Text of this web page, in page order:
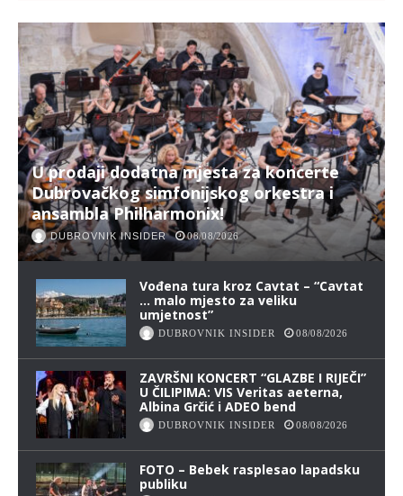
U prodaji dodatna mjesta za koncerte
Dubrovačkog simfonijskog orkestra i
ansambla Philharmonix!
DUBROVNIK INSIDER 08/08/2026
Vođena tura kroz Cavtat – “Cavtat
… malo mjesto za veliku
umjetnost”
DUBROVNIK INSIDER 08/08/2026
ZAVRŠNI KONCERT “GLAZBE I RIJEČI”
U ČILIPIMA: VIS Veritas aeterna,
Albina Grčić i ADEO bend
DUBROVNIK INSIDER 08/08/2026
FOTO – Bebek rasplesao lapadsku
publiku